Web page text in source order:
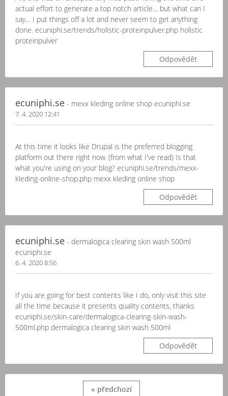
actual effort to generate a top notch article… but what can I
say… I put things off a lot and never seem to get anything
done. ecuniphi.se/trends/holistic-proteinpulver.php holistic
proteinpulver
Odpovědět
ecuniphi.se - mexx kleding online shop ecuniphi.se
7. 4. 2020 12:41
At this time it looks like Drupal is the preferred blogging
platform out there right now. (from what I've read) Is that
what you're using on your blog? ecuniphi.se/trends/mexx-
kleding-online-shop.php mexx kleding online shop
Odpovědět
ecuniphi.se - dermalogica clearing skin wash 500ml
ecuniphi.se
6. 4. 2020 8:56
If you are going for best contents like I do, only visit this site
all the time because it presents quality contents, thanks
ecuniphi.se/skin-care/dermalogica-clearing-skin-wash-
500ml.php dermalogica clearing skin wash 500ml
Odpovědět
« předchozí